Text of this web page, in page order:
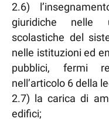
2.6)
giuridiche nelle
scolastiche del
nelle istituzioni ed
pubblici, fermi
nell’articolo 6 della
2.7) la carica di
edifici;